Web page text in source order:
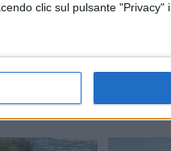
clic sul pulsante "Privacy"
Matera-
TRASPORTI
piattaforma
territorio di